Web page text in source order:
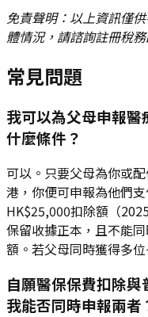
免責聲明：以上資訊僅
體情況，請諮詢註冊稅
常見問題
我可以為父母申報
什麼條件？
可以。只要父母為你或
港，你便可申報為他們
HK$25,000扣除額（
保留收據正本，且不能
額。若父母同時獲得多
自願醫保保費扣除
我能否同時申報兩者